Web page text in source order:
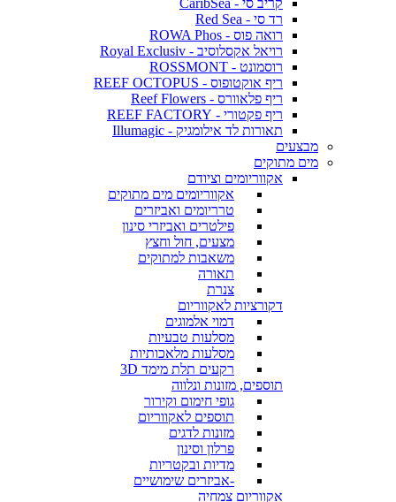
רד סי - Red Sea
רואה פוס - ROWA Phos
רויאל אקסלוסיב - Royal Exclusiv
רוסמונט - ROSSMONT
ריף אוקטופוס - REEF OCTOPUS
ריף פלאוורס - Reef Flowers
ריף פקטורי - REEF FACTORY
תאורות לד אילומגיק - Illumagic
מבצעים
מים מתוקים
אקווריומים וציודם
אקווריומים מים מתוקים
טרריומים ואביזרים
פילטרים ואביזרי סינון
מצעים, חול וחצץ
משאבות למתוקים
תאורה
צנרת
דקורציות לאקווריום
דמוי אלמוגים
מסלעות טבעיות
מסלעות מלאכותיות
רקעים תלת מימד 3D
תוספים, מזונות ונלווה
גופי חימום וקירור
תוספים לאקווריום
מזונות לדגים
פרלון וסינון
מדיות ובקטריות
-אביזרים שימושיים
אקווריום צמחיה